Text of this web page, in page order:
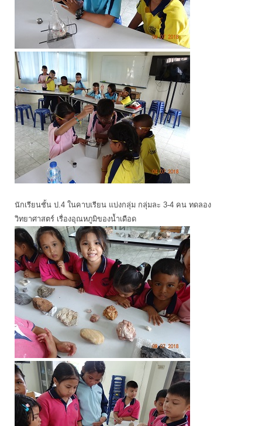
นักเรียนชั้น ป.4 ในคาบเรียน แบ่งกลุ่ม กลุ่มละ 3-4 คน ทดลอง
วิทยาศาสตร์ เรื่องอุณหภูมิของน้ำเดือด